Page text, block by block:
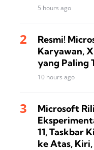
5 hours ago
Resmi!
Karyawan,
yang Paling
10 hours ago
Microsoft
11, Taskbar
ke Atas,